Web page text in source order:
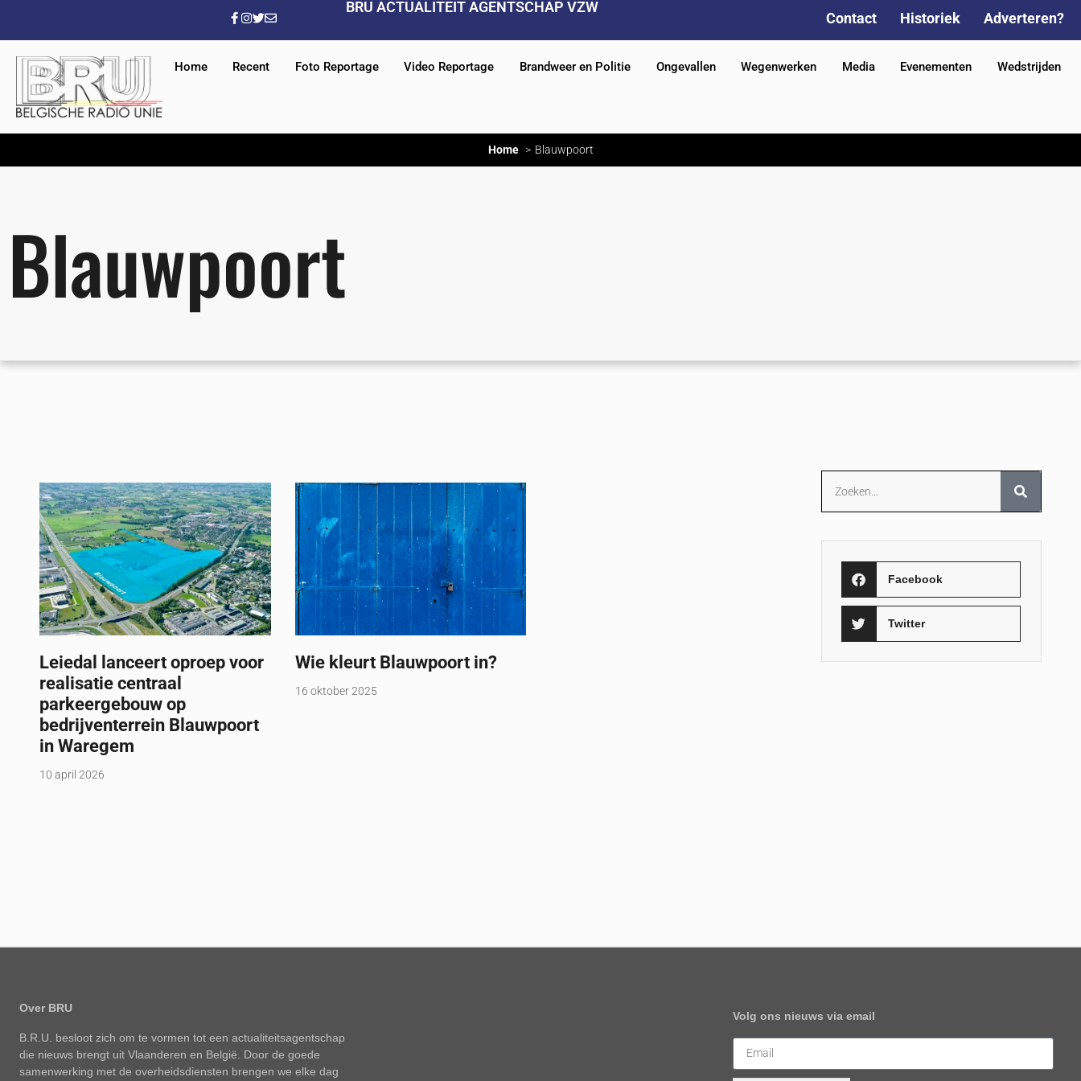
BRU ACTUALITEIT AGENTSCHAP VZW
Contact Historiek Adverteren?
Home Recent Foto Reportage Video Reportage Brandweer en Politie Ongevallen Wegenwerken Media Evenementen Wedstrijden
Home Blauwpoort
Blauwpoort
Leiedal lanceert oproep voor
realisatie centraal
parkeergebouw op
bedrijventerrein Blauwpoort
in Waregem
10 april 2026
Wie kleurt Blauwpoort in?
16 oktober 2025
Facebook
Twitter
Over BRU
B.R.U. besloot zich om te vormen tot een actualiteitsagentschap
die nieuws brengt uit Vlaanderen en België. Door de goede
samenwerking met de overheidsdiensten brengen we elke dag
Volg ons nieuws via email